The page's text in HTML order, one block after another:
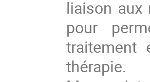
liaison aux
pour
traitement
thérapie.